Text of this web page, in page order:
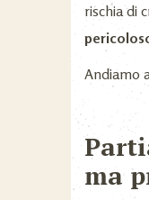
rischia di
Andiamo
ma